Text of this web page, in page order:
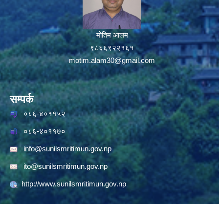
मोतिम आलम
९८६६९२२१६१
motim.alam30@gmail.com
सम्पर्क
०८६-४०११५२
०८६-४०११७०
info@sunilsmritimun.gov.np
ito@sunilsmritimun.gov.np
http://www.sunilsmritimun.gov.np